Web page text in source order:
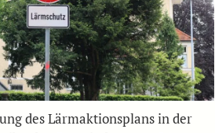
des Lärmaktionsplans in der